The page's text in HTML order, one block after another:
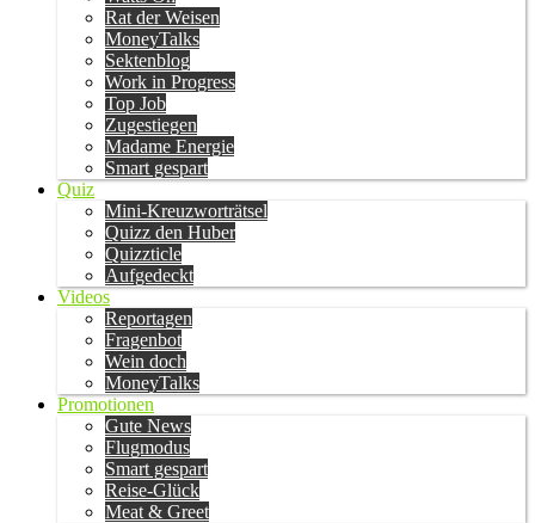
Rat der Weisen
MoneyTalks
Sektenblog
Work in Progress
Top Job
Zugestiegen
Madame Energie
Smart gespart
Quiz
Mini-Kreuzworträtsel
Quizz den Huber
Quizzticle
Aufgedeckt
Videos
Reportagen
Fragenbot
Wein doch
MoneyTalks
Promotionen
Gute News
Flugmodus
Smart gespart
Reise-Glück
Meat & Greet